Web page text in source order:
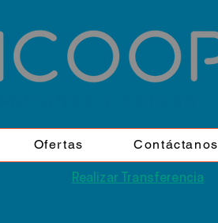
Ofertas Contáctanos
Realizar Transferencia